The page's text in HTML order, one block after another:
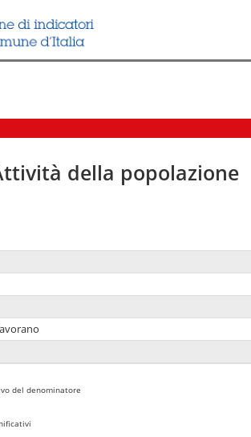
della popolazione
del denominatore